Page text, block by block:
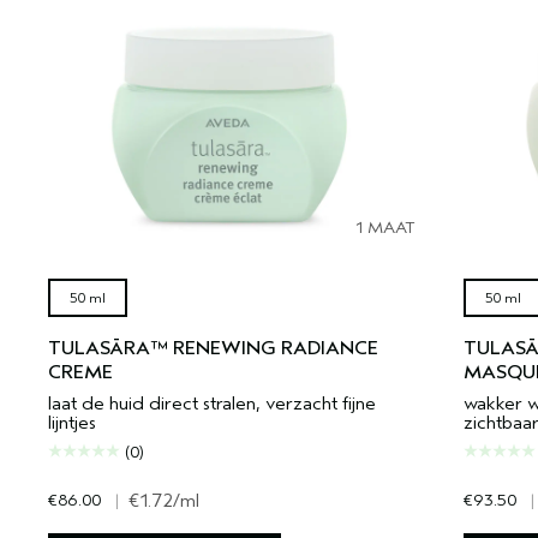
1 MAAT
50 ml
TULASĀRA™ RENEWING RADIANCE
CREME
laat de huid direct stralen, verzacht fijne
lijntjes
(0)
€86.00 | €1.72/ml
50 ml
wakker
€93.50 |